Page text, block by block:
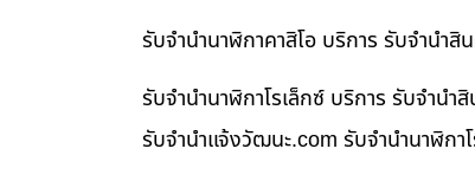
รับจำนำนาฬิกาคาสิโอ บริการ รับจำนำ
รับจำนำนาฬิกาโรเล็กซ์ บริการ รับจำน
รับจํานําแจ้งวัฒนะ.com รับจำนำนาฬิกา